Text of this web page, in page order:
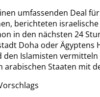
umfassenden Deal
berichteten
in den nächsten 24
Doha oder Ägyptens
Islamisten vermitteln
arabischen Staaten mit